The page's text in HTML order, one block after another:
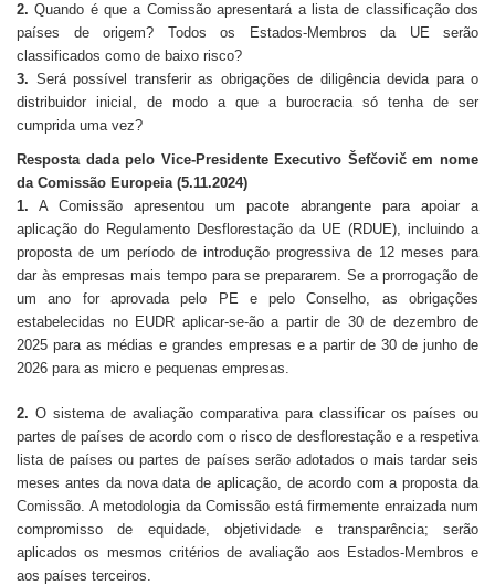
2. Quando é que a Comissão apresentará a lista de classificação dos
países de origem? Todos os Estados-Membros da UE serão
classificados como de baixo risco?
3. Será possível transferir as obrigações de diligência devida para o
distribuidor inicial, de modo a que a burocracia só tenha de ser
cumprida uma vez?
Resposta dada pelo Vice-Presidente Executivo Šefčovič em nome
da Comissão Europeia (5.11.2024)
1. A Comissão apresentou um pacote abrangente para apoiar a
aplicação do Regulamento Desflorestação da UE (RDUE), incluindo a
proposta de um período de introdução progressiva de 12 meses para
dar às empresas mais tempo para se prepararem. Se a prorrogação de
um ano for aprovada pelo PE e pelo Conselho, as obrigações
estabelecidas no EUDR aplicar-se-ão a partir de 30 de dezembro de
2025 para as médias e grandes empresas e a partir de 30 de junho de
2026 para as micro e pequenas empresas.
2. O sistema de avaliação comparativa para classificar os países ou
partes de países de acordo com o risco de desflorestação e a respetiva
lista de países ou partes de países serão adotados o mais tardar seis
meses antes da nova data de aplicação, de acordo com a proposta da
Comissão. A metodologia da Comissão está firmemente enraizada num
compromisso de equidade, objetividade e transparência; serão
aplicados os mesmos critérios de avaliação aos Estados-Membros e
aos países terceiros.